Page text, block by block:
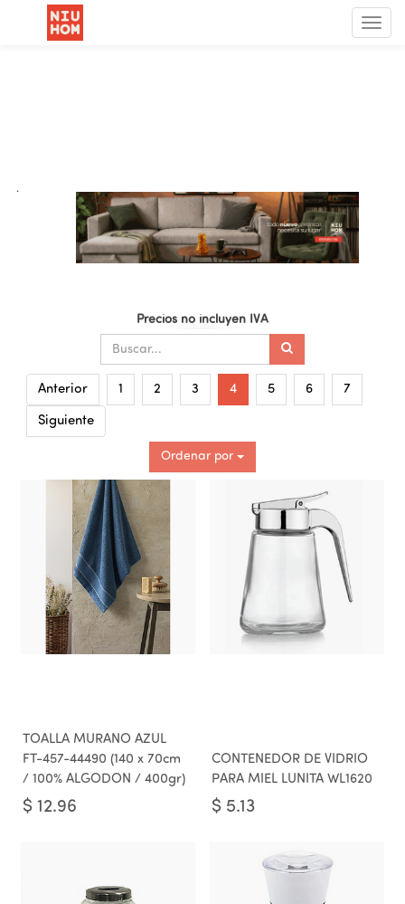
Menú
de
.
Precios no incluyen IVA
Anterior 1 2 3 4 5 6 7
Siguiente
Ordenar por
TOALLA MURANO AZUL
FT-457-44490 (140 x 70cm
/ 100% ALGODON / 400gr)
$ 12.96
CONTENEDOR DE VIDRIO
PARA MIEL LUNITA WL1620
$ 5.13